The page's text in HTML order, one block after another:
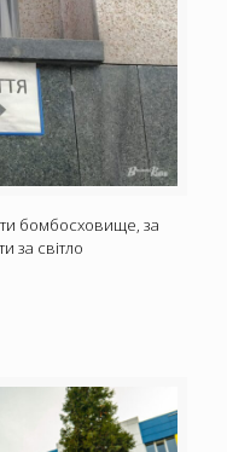
бомбосховище, за
за світло